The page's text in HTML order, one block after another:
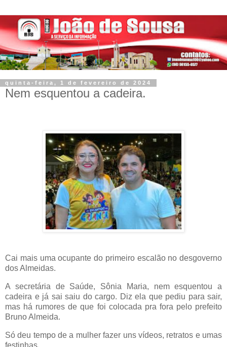
quinta-feira, 1 de fevereiro de 2024
Nem esquentou a cadeira.
Cai mais uma ocupante do primeiro escalão no desgoverno
dos Almeidas.
A secretária de Saúde, Sônia Maria, nem esquentou a
cadeira e já sai saiu do cargo. Diz ela que pediu para sair,
mas há rumores de que foi colocada pra fora pelo prefeito
Bruno Almeida.
Só deu tempo de a mulher fazer uns vídeos, retratos e umas
festinhas.